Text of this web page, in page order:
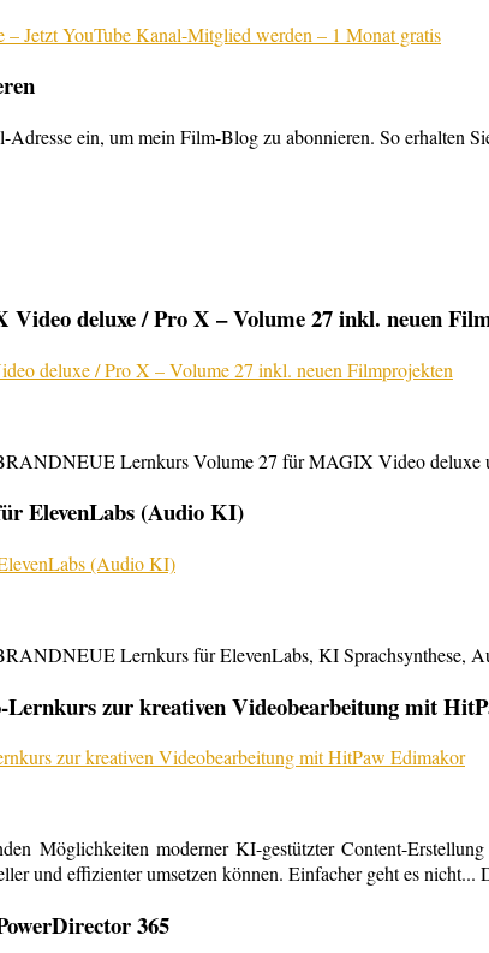
ein, um mein Film-Blog zu abonnieren. So erhalten
deluxe / Pro X – Volume 27 inkl. neuen
Lernkurs Volume 27 für MAGIX Video
ElevenLabs (Audio KI)
Lernkurs für ElevenLabs, KI Sprachsynthese,
zur kreativen Videobearbeitung mit
Möglichkeiten moderner KI-gestützter Content-
und effizienter umsetzen können. Einfacher geht es
365